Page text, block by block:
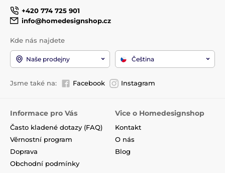
+420 774 725 901
info@homedesignshop.cz
Kde nás najdete
Naše prodejny Čeština
Jsme také na: Facebook Instagram
Informace pro Vás
Často kladené dotazy (FAQ)
Věrnostní program
Doprava
Obchodní podmínky
Vice o Homedesignshop
Kontakt
O nás
Blog